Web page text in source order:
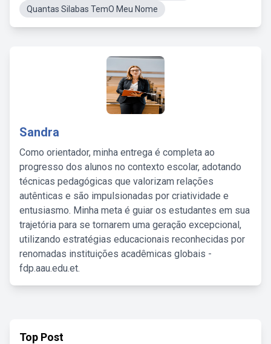
Quantas Silabas TemO Meu Nome
Sandra
Como orientador, minha entrega é completa ao
progresso dos alunos no contexto escolar, adotando
técnicas pedagógicas que valorizam relações
autênticas e são impulsionadas por criatividade e
entusiasmo. Minha meta é guiar os estudantes em sua
trajetória para se tornarem uma geração excepcional,
utilizando estratégias educacionais reconhecidas por
renomadas instituições acadêmicas globais -
fdp.aau.edu.et.
Top Post